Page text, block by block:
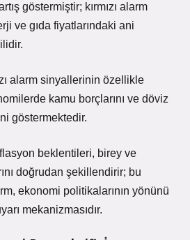
göstermiştir; kırmızı alarm
ve gıda fiyatlarındaki ani
alarm sinyallerinin özellikle
kamu borçlarını ve döviz
göstermektedir.
beklentileri, birey ve
doğrudan şekillendirir; bu
ekonomi politikalarının yönünü
mekanizmasıdır.